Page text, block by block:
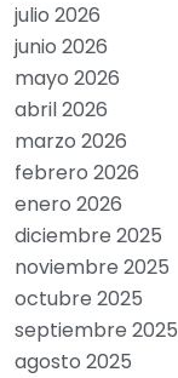
julio 2026
junio 2026
mayo 2026
abril 2026
marzo 2026
febrero 2026
enero 2026
diciembre 2025
noviembre 2025
octubre 2025
septiembre 2025
agosto 2025